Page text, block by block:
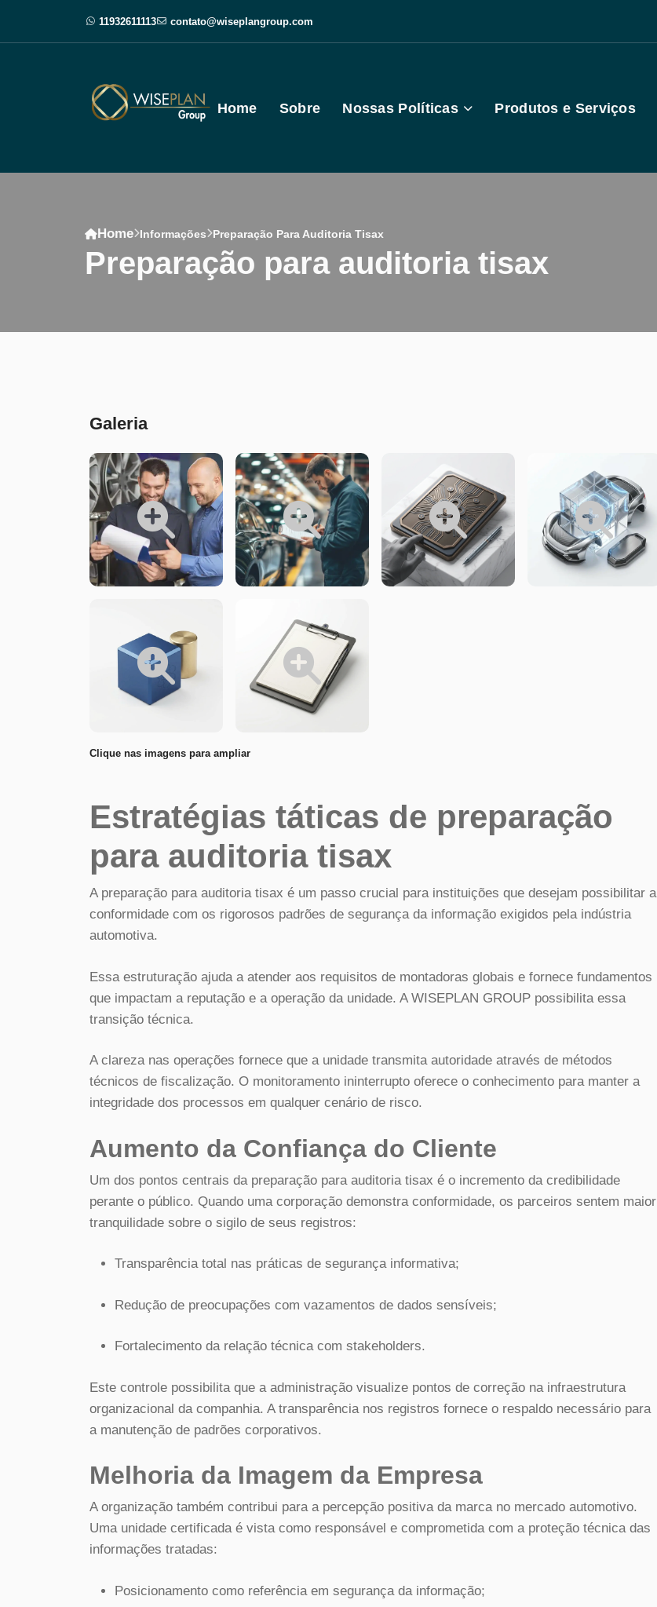
11932611113 contato@wiseplangroup.com
Home Sobre Nossas Políticas Produtos e Serviços
Home Informações Preparação Para Auditoria Tisax
preparação para auditoria tisax
Galeria
Clique nas imagens para ampliar
Estratégias táticas de preparação
para auditoria tisax
A preparação para auditoria tisax é um passo crucial para instituições que desejam possibilitar a
conformidade com os rigorosos padrões de segurança da informação exigidos pela indústria
automotiva.
Essa estruturação ajuda a atender aos requisitos de montadoras globais e fornece fundamentos
que impactam a reputação e a operação da unidade. A WISEPLAN GROUP possibilita essa
transição técnica.
A clareza nas operações fornece que a unidade transmita autoridade através de métodos
técnicos de fiscalização. O monitoramento ininterrupto oferece o conhecimento para manter a
integridade dos processos em qualquer cenário de risco.
Aumento da Confiança do Cliente
Um dos pontos centrais da preparação para auditoria tisax é o incremento da credibilidade
perante o público. Quando uma corporação demonstra conformidade, os parceiros sentem maior
tranquilidade sobre o sigilo de seus registros:
Transparência total nas práticas de segurança informativa;
Redução de preocupações com vazamentos de dados sensíveis;
Fortalecimento da relação técnica com stakeholders.
Este controle possibilita que a administração visualize pontos de correção na infraestrutura
organizacional da companhia. A transparência nos registros fornece o respaldo necessário para
a manutenção de padrões corporativos.
Melhoria da Imagem da Empresa
A organização também contribui para a percepção positiva da marca no mercado automotivo.
Uma unidade certificada é vista como responsável e comprometida com a proteção técnica das
informações tratadas:
Posicionamento como referência em segurança da informação;